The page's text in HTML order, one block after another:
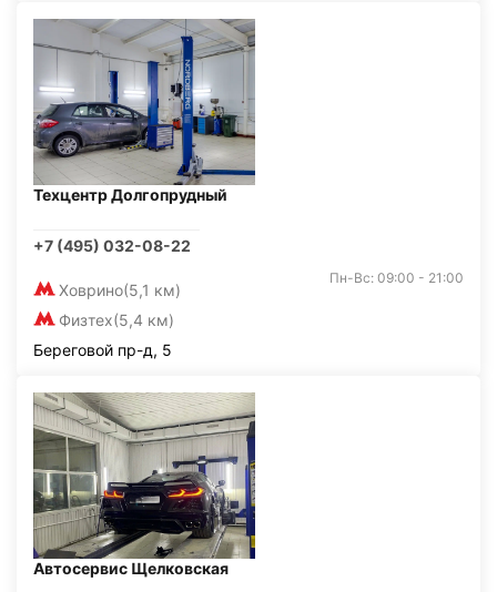
Техцентр Долгопрудный
+7 (495) 032-08-22
Ховрино(5,1 км)
Физтех(5,4 км)
Пн-Вс: 09:00 - 21:00
Береговой пр-д, 5
Автосервис Щелковская